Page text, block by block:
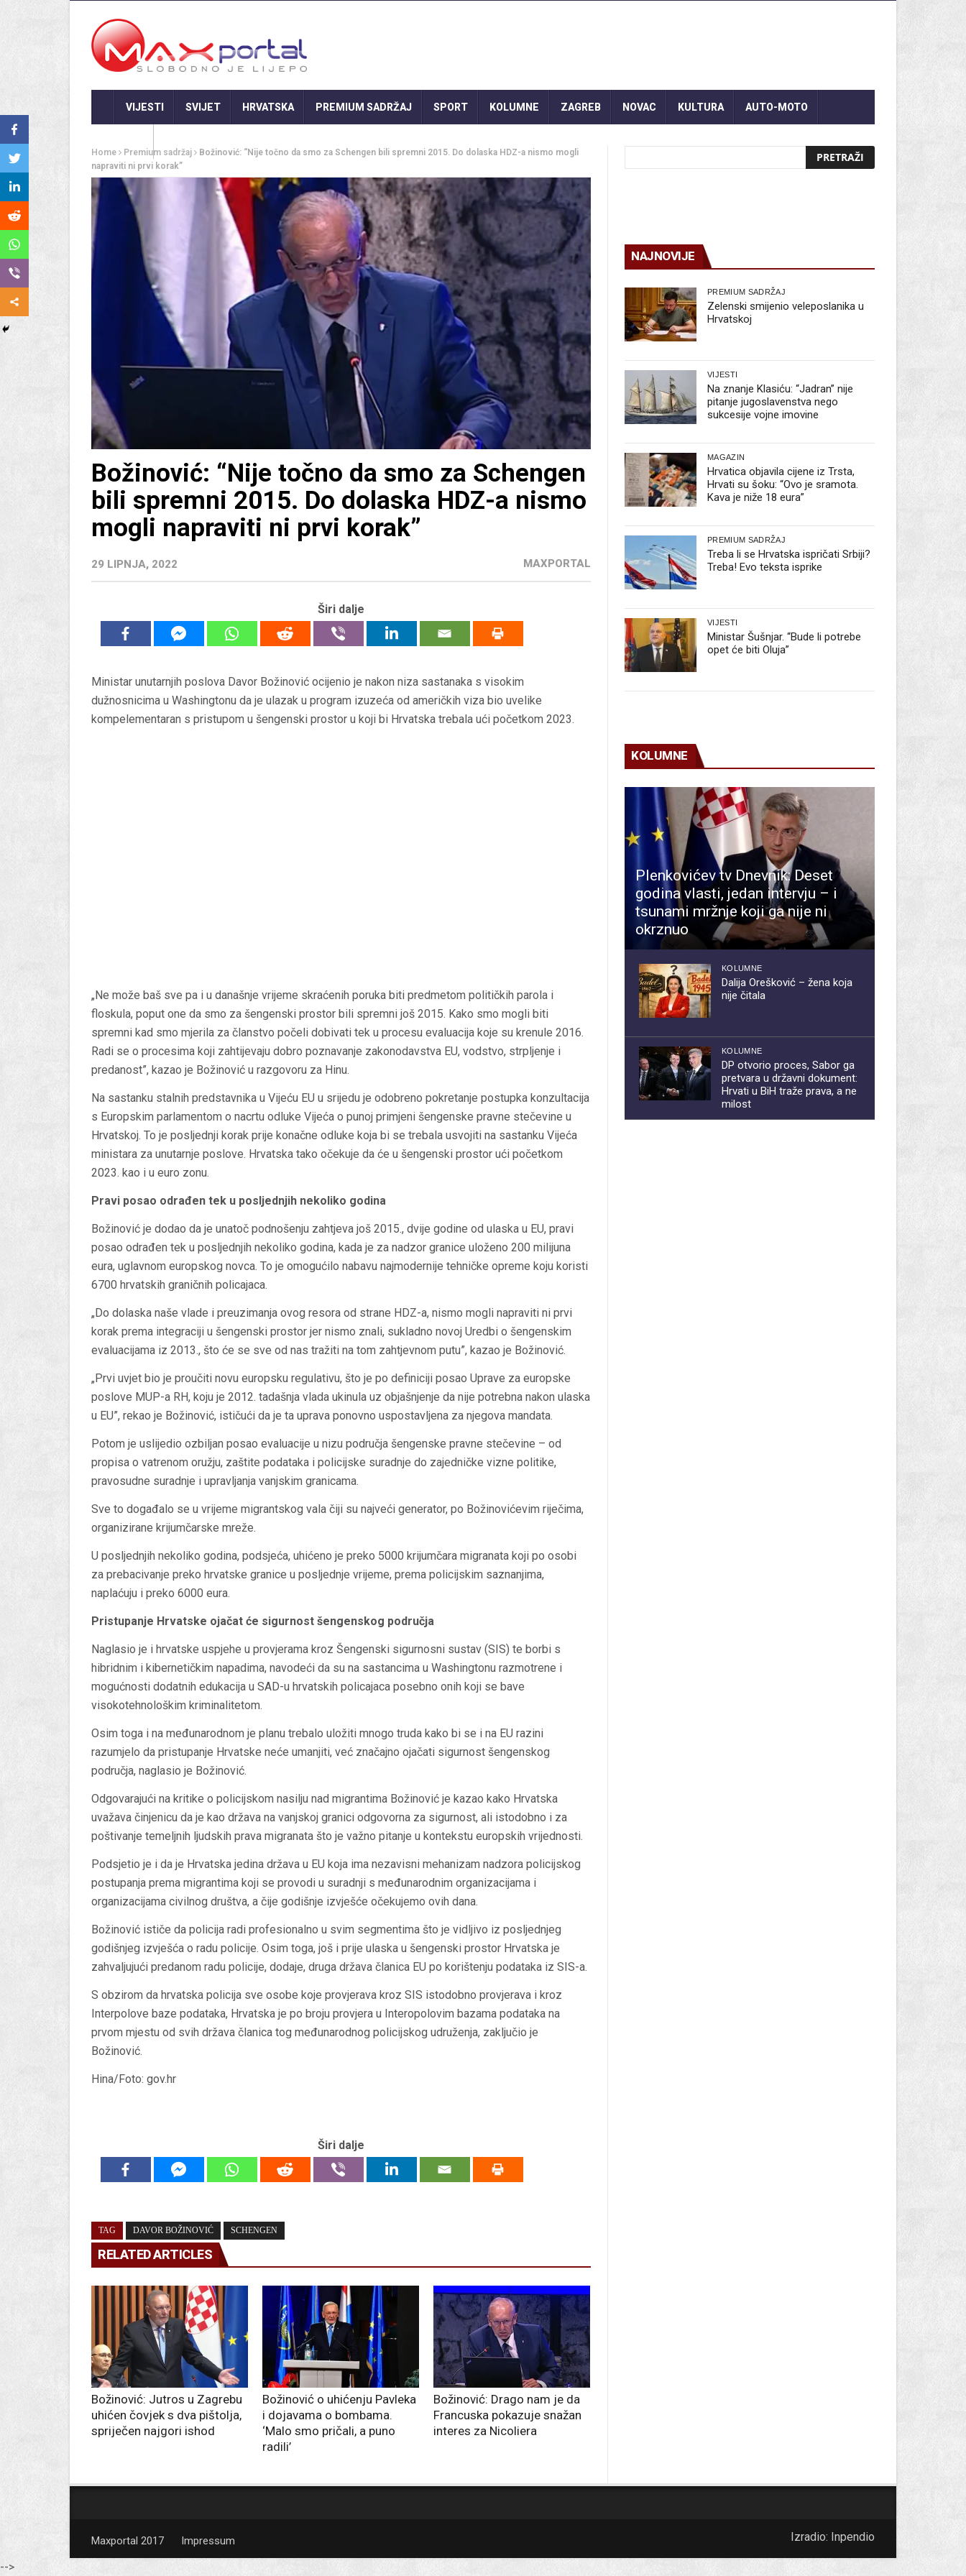
VIJESTI SVIJET HRVATSKA PREMIUM SADRŽAJ SPORT KOLUMNE ZAGREB NOVAC KULTURA AUTO-MOTO
Home Premium sadržaj
Božinović: “Nije točno da smo za Schengen bili spremni 2015. Do dolaska HDZ-a nismo mogli
napraviti ni prvi korak”
Božinović: “Nije točno da smo za Schengen
bili spremni 2015. Do dolaska HDZ-a nismo
mogli napraviti ni prvi korak”
29 LIPNJA, 2022 MAXPORTAL
Širi dalje
Ministar unutarnjih poslova Davor Božinović ocijenio je nakon niza sastanaka s visokim
dužnosnicima u Washingtonu da je ulazak u program izuzeća od američkih viza bio uvelike
kompelementaran s pristupom u šengenski prostor u koji bi Hrvatska trebala ući početkom 2023.
„Ne može baš sve pa i u današnje vrijeme skraćenih poruka biti predmetom političkih parola i
floskula, poput one da smo za šengenski prostor bili spremni još 2015. Kako smo mogli biti
spremni kad smo mjerila za članstvo počeli dobivati tek u procesu evaluacija koje su krenule 2016.
Radi se o procesima koji zahtijevaju dobro poznavanje zakonodavstva EU, vodstvo, strpljenje i
predanost”, kazao je Božinović u razgovoru za Hinu.
Na sastanku stalnih predstavnika u Vijeću EU u srijedu je odobreno pokretanje postupka konzultacija
s Europskim parlamentom o nacrtu odluke Vijeća o punoj primjeni šengenske pravne stečevine u
Hrvatskoj. To je posljednji korak prije konačne odluke koja bi se trebala usvojiti na sastanku Vijeća
ministara za unutarnje poslove. Hrvatska tako očekuje da će u šengenski prostor ući početkom
2023. kao i u euro zonu.
Pravi posao odrađen tek u posljednjih nekoliko godina
Božinović je dodao da je unatoč podnošenju zahtjeva još 2015., dvije godine od ulaska u EU, pravi
posao odrađen tek u posljednjih nekoliko godina, kada je za nadzor granice uloženo 200 milijuna
eura, uglavnom europskog novca. To je omogućilo nabavu najmodernije tehničke opreme koju koristi
6700 hrvatskih graničnih policajaca.
„Do dolaska naše vlade i preuzimanja ovog resora od strane HDZ-a, nismo mogli napraviti ni prvi
korak prema integraciji u šengenski prostor jer nismo znali, sukladno novoj Uredbi o šengenskim
evaluacijama iz 2013., što će se sve od nas tražiti na tom zahtjevnom putu”, kazao je Božinović.
„Prvi uvjet bio je proučiti novu europsku regulativu, što je po definiciji posao Uprave za europske
poslove MUP-a RH, koju je 2012. tadašnja vlada ukinula uz objašnjenje da nije potrebna nakon ulaska
u EU”, rekao je Božinović, ističući da je ta uprava ponovno uspostavljena za njegova mandata.
Potom je uslijedio ozbiljan posao evaluacije u nizu područja šengenske pravne stečevine – od
propisa o vatrenom oružju, zaštite podataka i policijske suradnje do zajedničke vizne politike,
pravosudne suradnje i upravljanja vanjskim granicama.
Sve to događalo se u vrijeme migrantskog vala čiji su najveći generator, po Božinovićevim riječima,
organizirane krijumčarske mreže.
U posljednjih nekoliko godina, podsjeća, uhićeno je preko 5000 krijumčara migranata koji po osobi
za prebacivanje preko hrvatske granice u posljednje vrijeme, prema policijskim saznanjima,
naplaćuju i preko 6000 eura.
Pristupanje Hrvatske ojačat će sigurnost šengenskog područja
Naglasio je i hrvatske uspjehe u provjerama kroz Šengenski sigurnosni sustav (SIS) te borbi s
hibridnim i kibernetičkim napadima, navodeći da su na sastancima u Washingtonu razmotrene i
mogućnosti dodatnih edukacija u SAD-u hrvatskih policajaca posebno onih koji se bave
visokotehnološkim kriminalitetom.
Osim toga i na međunarodnom je planu trebalo uložiti mnogo truda kako bi se i na EU razini
razumjelo da pristupanje Hrvatske neće umanjiti, već značajno ojačati sigurnost šengenskog
područja, naglasio je Božinović.
Odgovarajući na kritike o policijskom nasilju nad migrantima Božinović je kazao kako Hrvatska
uvažava činjenicu da je kao država na vanjskoj granici odgovorna za sigurnost, ali istodobno i za
poštivanje temeljnih ljudskih prava migranata što je važno pitanje u kontekstu europskih vrijednosti.
Podsjetio je i da je Hrvatska jedina država u EU koja ima nezavisni mehanizam nadzora policijskog
postupanja prema migrantima koji se provodi u suradnji s međunarodnim organizacijama i
organizacijama civilnog društva, a čije godišnje izvješće očekujemo ovih dana.
Božinović ističe da policija radi profesionalno u svim segmentima što je vidljivo iz posljednjeg
godišnjeg izvješća o radu policije. Osim toga, još i prije ulaska u šengenski prostor Hrvatska je
zahvaljujući predanom radu policije, dodaje, druga država članica EU po korištenju podataka iz SIS-a.
S obzirom da hrvatska policija sve osobe koje provjerava kroz SIS istodobno provjerava i kroz
Interpolove baze podataka, Hrvatska je po broju provjera u Interopolovim bazama podataka na
prvom mjestu od svih država članica tog međunarodnog policijskog udruženja, zaključio je
Božinović.
Hina/Foto: gov.hr
Širi dalje
TAG DAVOR BOŽINOVIĆ SCHENGEN
RELATED ARTICLES
Božinović: Jutros u Zagrebu
uhićen čovjek s dva pištolja,
spriječen najgori ishod
Božinović o uhićenju Pavleka
i dojavama o bombama.
‘Malo smo pričali, a puno
radili’
Božinović: Drago nam je da
Francuska pokazuje snažan
interes za Nicoliera
NAJNOVIJE
PREMIUM SADRŽAJ
Zelenski smijenio veleposlanika u
Hrvatskoj
VIJESTI
Na znanje Klasiću: “Jadran” nije
pitanje jugoslavenstva nego
sukcesije vojne imovine
MAGAZIN
Hrvatica objavila cijene iz Trsta,
Hrvati su šoku: “Ovo je sramota.
Kava je niže 18 eura”
PREMIUM SADRŽAJ
Treba li se Hrvatska ispričati Srbiji?
Treba! Evo teksta isprike
VIJESTI
Ministar Šušnjar. “Bude li potrebe
opet će biti Oluja”
KOLUMNE
Plenkovićev tv Dnevnik: Deset
godina vlasti, jedan intervju – i
tsunami mržnje koji ga nije ni
okrznuo
KOLUMNE
Dalija Orešković – žena koja
nije čitala
KOLUMNE
DP otvorio proces, Sabor ga
pretvara u državni dokument:
Hrvati u BiH traže prava, a ne
milost
Maxportal 2017 Impressum Izradio: Inpendio
-->